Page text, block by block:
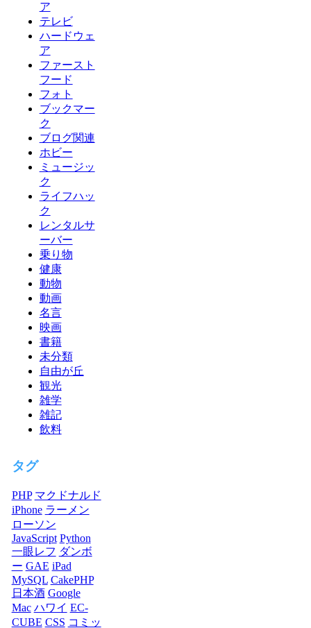
ア
テレビ
ハードウェ
ア
ファースト
フード
フォト
ブックマー
ク
ブログ関連
ホビー
ミュージッ
ク
ライフハッ
ク
レンタルサ
ーバー
乗り物
健康
動物
動画
名言
映画
書籍
未分類
自由が丘
観光
雑学
雑記
飲料
タグ
PHP マクドナルド
iPhone ラーメン
ローソン
JavaScript Python
一眼レフ ダンボ
ー GAE iPad
MySQL CakePHP
日本酒 Google
Mac ハワイ EC-
CUBE CSS コミッ